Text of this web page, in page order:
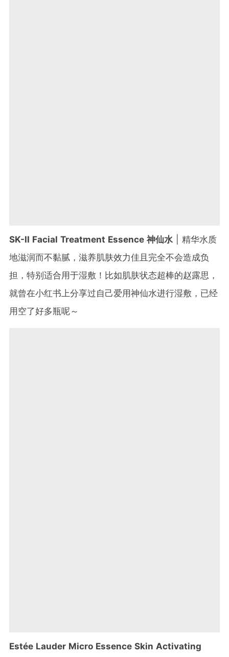
SK-II Facial Treatment Essence 神仙水 | 精华水质
地滋润而不黏腻，滋养肌肤效力佳且完全不会造成负
担，特别适合用于湿敷！比如肌肤状态超棒的赵露思，
就曾在小红书上分享过自己爱用神仙水进行湿敷，已经
用空了好多瓶呢～
Estée Lauder Micro Essence Skin Activating